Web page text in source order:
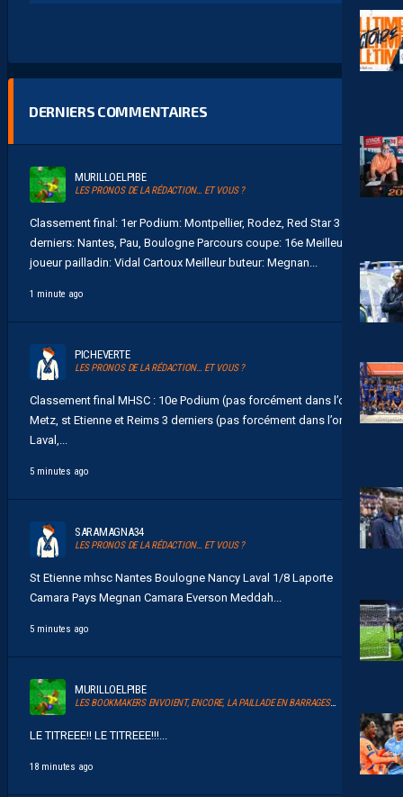
DERNIERS COMMENTAIRES
MURILLOELPIBE
LES PRONOS DE LA RÉDACTION… ET VOUS ?
Classement final: 1er Podium: Montpellier, Rodez, Red Star 3
derniers: Nantes, Pau, Boulogne Parcours coupe: 16e Meilleur
joueur pailladin: Vidal Cartoux Meilleur buteur: Megnan...
1 minute ago
PICHEVERTE
LES PRONOS DE LA RÉDACTION… ET VOUS ?
Classement final MHSC : 10e Podium (pas forcément dans l’ordre)
Metz, st Etienne et Reims 3 derniers (pas forcément dans l’ordre)
Laval,...
5 minutes ago
SARAMAGNA34
LES PRONOS DE LA RÉDACTION… ET VOUS ?
St Etienne mhsc Nantes Boulogne Nancy Laval 1/8 Laporte
Camara Pays Megnan Camara Everson Meddah...
5 minutes ago
MURILLOELPIBE
LES BOOKMAKERS ENVOIENT, ENCORE, LA PAILLADE EN BARRAGES D’ACCESSION À LA LIGUE 1
LE TITREEE!! LE TITREEE!!!...
18 minutes ago